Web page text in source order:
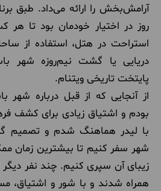
آرامش‌بخش را ارائه می‌داد. طبق
روز در اختیار خودمان بود تا هر
استراحت در هتل، استفاده از
دریایی یا گشت نیم‌روزه شهر
پایتخت تاریخی ویتنام.
از آنجایی که از قبل درباره
بودم و اشتیاق زیادی برای کشف
با لیدر هماهنگ شدم و تصمیم
شهر سفر کنیم تا بیشترین زمان
زیبای آن سپری کنیم. چند نفر دیگر
همراه شدند و با شور و اشتیاق،